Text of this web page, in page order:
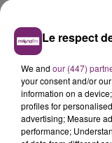
Le respect
We and our (447)
your consent and/or
information on a
profiles for
advertising; Measure
performance;